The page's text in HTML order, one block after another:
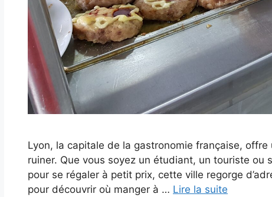
Lyon, la capitale de la gastronomie française,
ruiner. Que vous soyez un étudiant, un touriste ou
pour se régaler à petit prix, cette ville regorge
pour découvrir où manger à … Lire la suite